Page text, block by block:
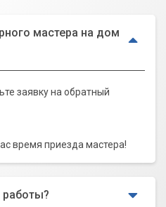
мастера на дом
заявку на обратный
время приезда мастера!
работы?